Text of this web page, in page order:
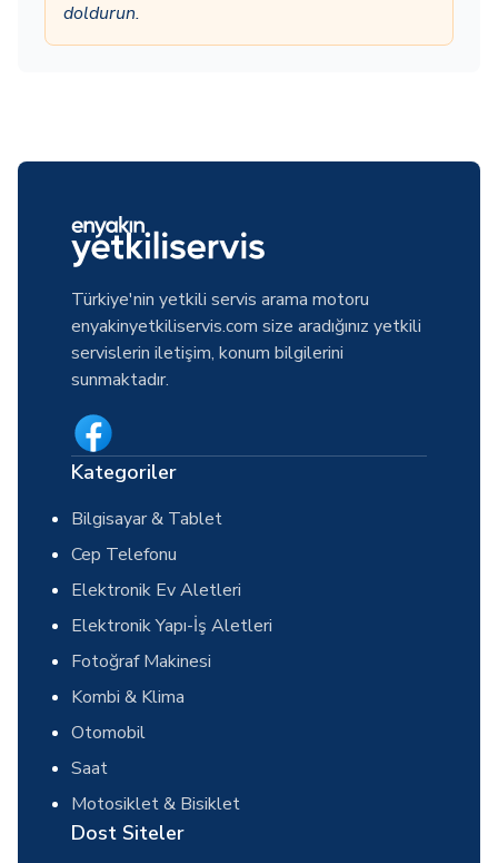
doldurun.
Türkiye'nin yetkili servis arama motoru
enyakinyetkiliservis.com size aradığınız yetkili
servislerin iletişim, konum bilgilerini
sunmaktadır.
Kategoriler
Bilgisayar & Tablet
Cep Telefonu
Elektronik Ev Aletleri
Elektronik Yapı-İş Aletleri
Fotoğraf Makinesi
Kombi & Klima
Otomobil
Saat
Motosiklet & Bisiklet
Dost Siteler